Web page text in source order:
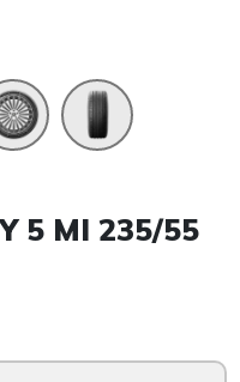
5 MI 235/55